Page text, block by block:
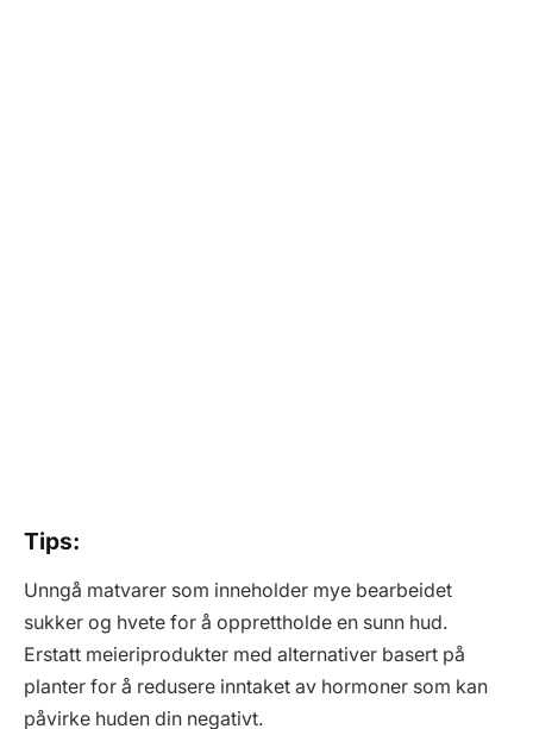
Tips:
Unngå matvarer som inneholder mye bearbeidet
sukker og hvete for å opprettholde en sunn hud.
Erstatt meieriprodukter med alternativer basert på
planter for å redusere inntaket av hormoner som kan
påvirke huden din negativt.